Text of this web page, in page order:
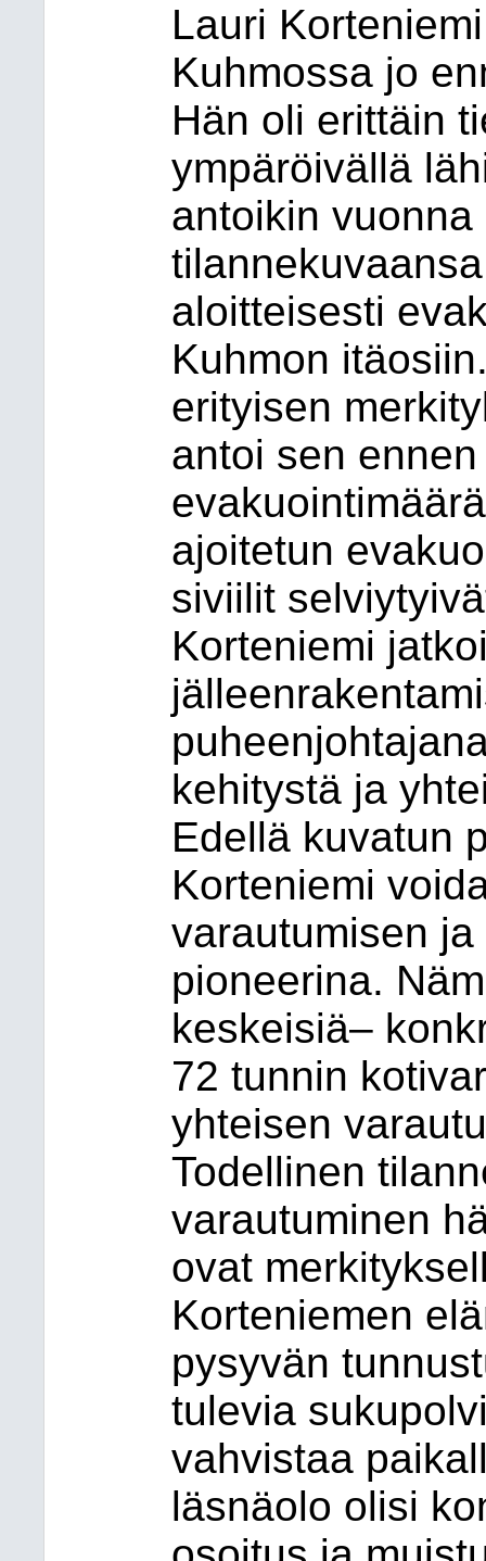
Lauri
Kuhmossa jo
Hän oli erittäin
ympäröivällä
antoikin
aloitteisesti
Kuhmon
erityisen
antoi sen
ajoitetun
siviilit
Korteniemi
kehitystä ja
Edellä kuvatun
Korteniemi
varautumisen
pioneerina.
keskeisiä–
72 tunnin
yhteisen
Todellinen
varautuminen
ovat
Korteniemen
pysyvän
tulevia
vahvistaa
läsnäolo olisi